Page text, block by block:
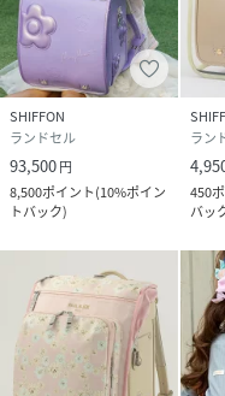
PAUL&JOE
ポール&ジョー
ポール&ジョーが目指す
大人の女性"。
それは、わがままに思
年、ソフィー・メシャ
「PAUL&JOE」をスタ
るコレクションは楽し
に“JOIEDEVIVRE(生き
ている。コレクション
SHIFFON
ランドセル
93,500円
8,500ポイント(10%ポイン
トバック)
ラン
450
バッ